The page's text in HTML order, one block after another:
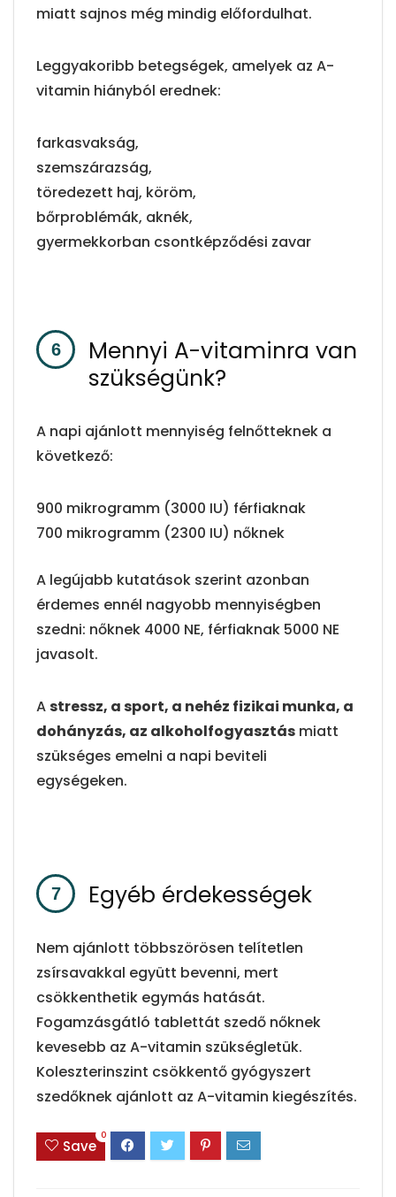
miatt sajnos még mindig előfordulhat.
Leggyakoribb betegségek, amelyek az A-
vitamin hiányból erednek:
farkasvakság,
szemszárazság,
töredezett haj, köröm,
bőrproblémák, aknék,
gyermekkorban csontképződési zavar
Mennyi A-vitaminra van
szükségünk?
A napi ajánlott mennyiség felnőtteknek a
következő:
900 mikrogramm (3000 IU) férfiaknak
700 mikrogramm (2300 IU) nőknek
A legújabb kutatások szerint azonban
érdemes ennél nagyobb mennyiségben
szedni: nőknek 4000 NE, férfiaknak 5000 NE
javasolt.
Astressz, a sport, a nehéz fizikai munka, a
dohányzás, az alkoholfogyasztás miatt
szükséges emelni a napi beviteli
egységeken.
Egyéb érdekességek
Nem ajánlott többszörösen telítetlen
zsírsavakkal együtt bevenni, mert
csökkenthetik egymás hatását.
Fogamzásgátló tablettát szedő nőknek
kevesebb az A-vitamin szükségletük.
Koleszterinszint csökkentő gyógyszert
szedőknek ajánlott az A-vitamin kiegészítés.
Save
0